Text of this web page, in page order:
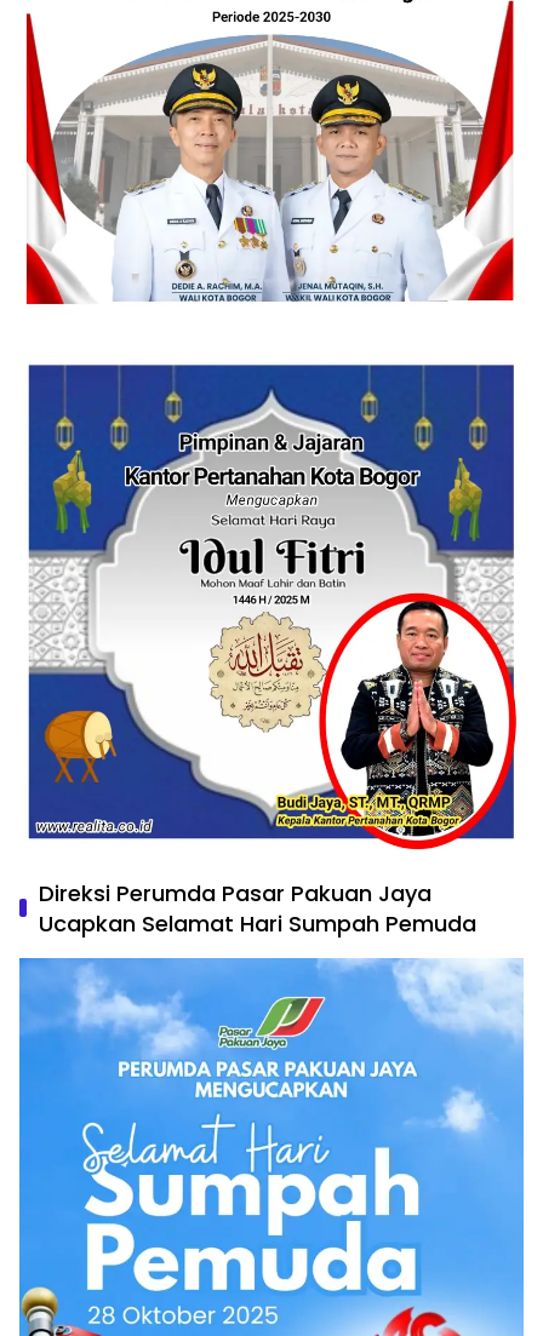
Direksi Perumda Pasar Pakuan Jaya
Ucapkan Selamat Hari Sumpah Pemuda